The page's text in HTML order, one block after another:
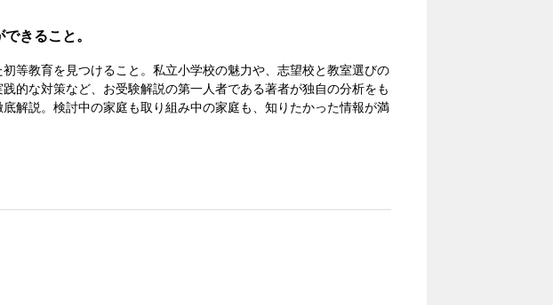
きること。
等教育を見つけること。私立小学校の魅力や、志望校と教室選びの
的な対策など、お受験解説の第一人者である著者が独自の分析をも
解説。検討中の家庭も取り組み中の家庭も、知りたかった情報が満